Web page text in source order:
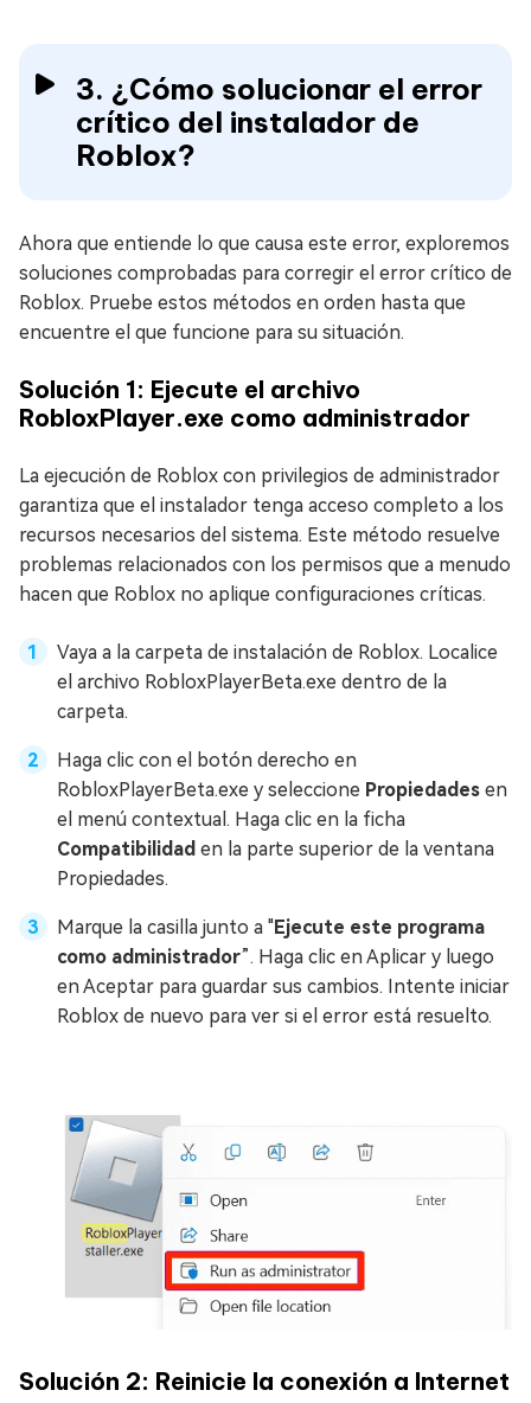
3. ¿Cómo solucionar el error
crítico del instalador de
Roblox?
Ahora que entiende lo que causa este error, exploremos
soluciones comprobadas para corregir el error crítico de
Roblox. Pruebe estos métodos en orden hasta que
encuentre el que funcione para su situación.
Solución 1: Ejecute el archivo
RobloxPlayer.exe como administrador
La ejecución de Roblox con privilegios de administrador
garantiza que el instalador tenga acceso completo a los
recursos necesarios del sistema. Este método resuelve
problemas relacionados con los permisos que a menudo
hacen que Roblox no aplique configuraciones críticas.
Vaya a la carpeta de instalación de Roblox. Localice
el archivo RobloxPlayerBeta.exe dentro de la
carpeta.
Haga clic con el botón derecho en
RobloxPlayerBeta.exe y seleccione Propiedades en
el menú contextual. Haga clic en la ficha
Compatibilidad en la parte superior de la ventana
Propiedades.
Marque la casilla junto a "Ejecute este programa
como administrador”. Haga clic en Aplicar y luego
en Aceptar para guardar sus cambios. Intente iniciar
Roblox de nuevo para ver si el error está resuelto.
Solución 2: Reinicie la conexión a Internet